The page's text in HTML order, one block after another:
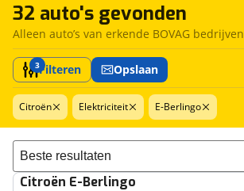
32 auto's gevonden
Alleen auto’s van erkende BOVAG bedrijven
3Filteren Opslaan
Citroën Elektriciteit E-Berlingo
Sorteer resultaten
Citroën E-Berlingo